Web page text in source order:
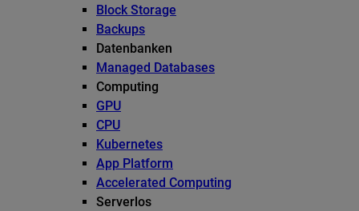
Block Storage
Backups
Datenbanken
Managed Databases
Computing
GPU
CPU
Kubernetes
App Platform
Accelerated Computing
Serverlos